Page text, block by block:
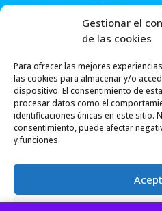
Gestionar el
de las cookies
Para ofrecer las mejores
las cookies para almacenar y/o
dispositivo. El consentimiento de
procesar datos como el
identificaciones únicas en este sitio.
consentimiento, puede afectar
y funciones.
Especialistas en sistemas de
Pide presupuesto sin
Foncalclima 2018 |
Gratuito a